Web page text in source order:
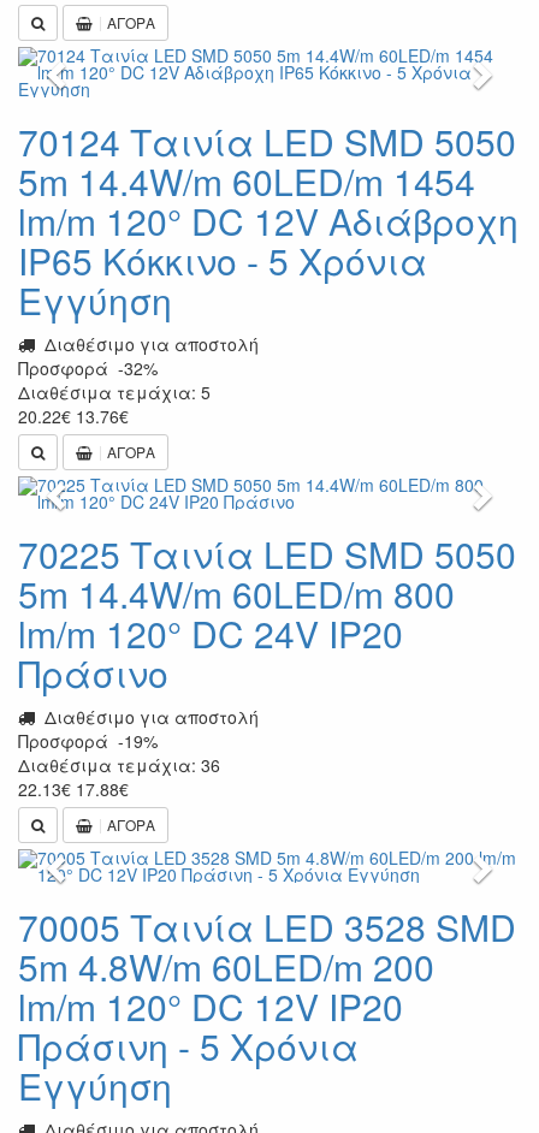
ΑΓΟΡΑ
Previous Next
70124 Ταινία LED SMD 5050
5m 14.4W/m 60LED/m 1454
lm/m 120° DC 12V Αδιάβροχη
IP65 Κόκκινο - 5 Χρόνια
Εγγύηση
Διαθέσιμο για αποστολή
Προσφορά -32%
Διαθέσιμα τεμάχια: 5
20.22€ 13.76€
ΑΓΟΡΑ
Previous Next
70225 Ταινία LED SMD 5050
5m 14.4W/m 60LED/m 800
lm/m 120° DC 24V IP20
Πράσινο
Διαθέσιμο για αποστολή
Προσφορά -19%
Διαθέσιμα τεμάχια: 36
22.13€ 17.88€
ΑΓΟΡΑ
Previous Next
70005 Ταινία LED 3528 SMD
5m 4.8W/m 60LED/m 200
lm/m 120° DC 12V IP20
Πράσινη - 5 Χρόνια
Εγγύηση